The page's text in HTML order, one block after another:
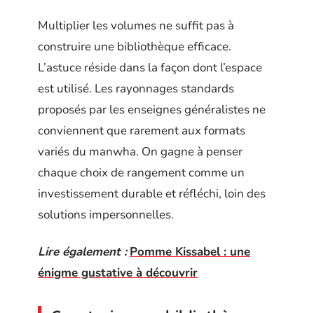
Multiplier les volumes ne suffit pas à
construire une bibliothèque efficace.
L’astuce réside dans la façon dont l’espace
est utilisé. Les rayonnages standards
proposés par les enseignes généralistes ne
conviennent que rarement aux formats
variés du manwha. On gagne à penser
chaque choix de rangement comme un
investissement durable et réfléchi, loin des
solutions impersonnelles.
Lire également : Pomme Kissabel : une
énigme gustative à découvrir